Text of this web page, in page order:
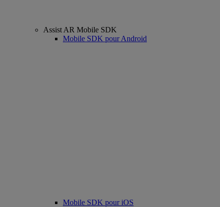
Assist AR Mobile SDK
Mobile SDK pour Android
Mobile SDK pour iOS